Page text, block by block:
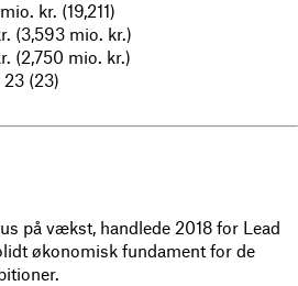
kr. (19,211)
(3,593 mio. kr.)
(2,750 mio. kr.)
(23)
på vækst, handlede 2018 for Lead
økonomisk fundament for de